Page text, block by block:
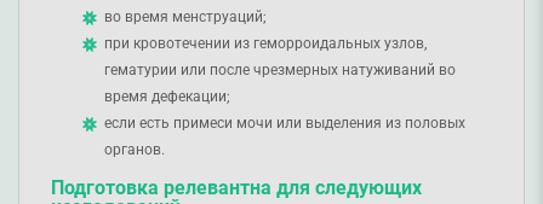
во время менструаций;
при кровотечении из геморроидальных узлов,
гематурии или после чрезмерных натуживаний во
время дефекации;
если есть примеси мочи или выделения из половых
органов.
Подготовка релевантна для следующих